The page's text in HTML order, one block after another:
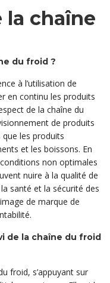
la chaîne
du froid ?
à l’utilisation de
en continu les produits
de la chaîne du
de produits
les produits
et les boissons. En
non optimales
nuire à la qualité de
santé et la sécurité des
de marque de
de la chaîne du froid
froid, s’appuyant sur